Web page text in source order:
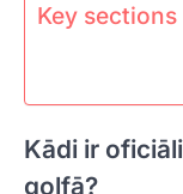
Key
Kādi ir
golfā?